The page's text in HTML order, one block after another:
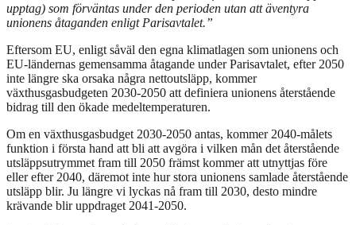
upptag) som förväntas under den perioden utan att äventyra
unionens åtaganden enligt Parisavtalet.”
Eftersom EU, enligt såväl den egna klimatlagen som unionens och
EU-ländernas gemensamma åtagande under Parisavtalet, efter 2050
inte längre ska orsaka några nettoutsläpp, kommer
växthusgasbudgeten 2030-2050 att definiera unionens återstående
bidrag till den ökade medeltemperaturen.
Om en växthusgasbudget 2030-2050 antas, kommer 2040-målets
funktion i första hand att bli att avgöra i vilken mån det återstående
utsläppsutrymmet fram till 2050 främst kommer att utnyttjas före
eller efter 2040, däremot inte hur stora unionens samlade återstående
utsläpp blir. Ju längre vi lyckas nå fram till 2030, desto mindre
krävande blir uppdraget 2041-2050.